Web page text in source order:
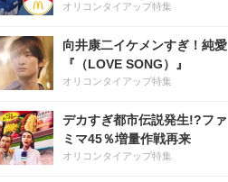
オリコンタイアップ特集
向井康二イケメンすぎ！純愛
『（LOVE SONG）』
オリコンタイアップ特集
デカすぎ都市伝説発生!?ファ
ミマ45％増量作戦再来
オリコンタイアップ特集